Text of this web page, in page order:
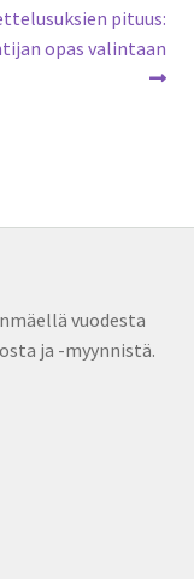
pituus:
opas valintaan
vuodesta
ja -myynnistä.